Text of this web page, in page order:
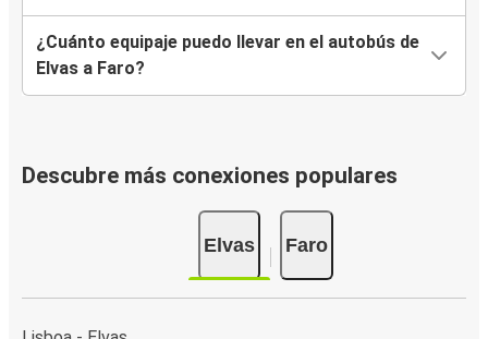
¿Cuánto equipaje puedo llevar en el autobús de
Elvas a Faro?
Descubre más conexiones populares
Elvas Faro